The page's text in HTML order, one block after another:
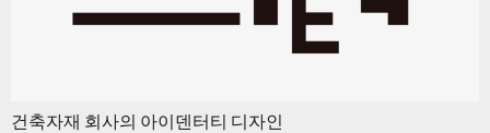
건축자재 회사의 아이덴터티 디자인